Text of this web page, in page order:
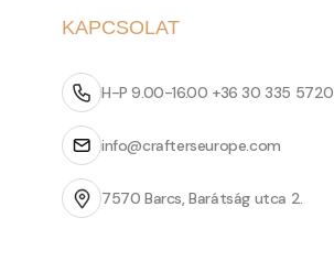
KAPCSOLAT
H-P 9.00-16.00 +36 30 335 5720
info@crafterseurope.com
7570 Barcs, Barátság utca 2.